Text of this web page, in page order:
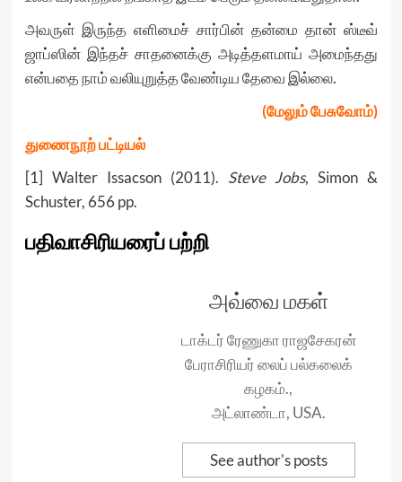
அவருள் இருந்த எளிமைச் சார்பின் தன்மை தான் ஸ்டீவ்
ஜாப்ஸின் இந்தச் சாதனைக்கு அடித்தளமாய் அமைந்தது
என்பதை நாம் வலியுறுத்த வேண்டிய தேவை இல்லை.
(மேலும் பேசுவோம்)
துணைநூற் பட்டியல்
[1] Walter Issacson (2011). Steve Jobs, Simon &
Schuster, 656 pp.
பதிவாசிரியரைப் பற்றி
அவ்வை மகள்
டாக்டர் ரேணுகா ராஜசேகரன்
பேராசிரியர் லைப் பல்கலைக்
கழகம்.,
அட்லாண்டா, USA.
See author's posts